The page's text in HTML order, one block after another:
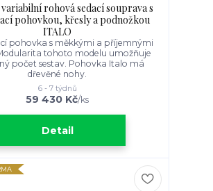
rohová sedací souprava s
pohovkou, křesly a podnožkou
ITALO
pohovka s měkkými a příjemnými
tohoto modelu umožňuje
počet sestav. Pohovka Italo má
dřevěné nohy.
59 430 Kč/ks
6 - 7 týdnů
Detail